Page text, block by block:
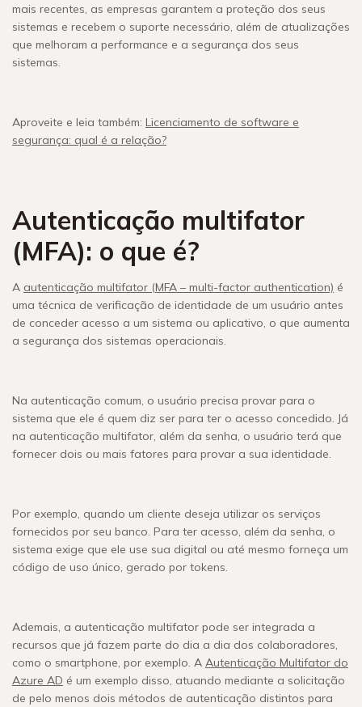
mais recentes, as empresas garantem a proteção dos seus
sistemas e recebem o suporte necessário, além de atualizações
que melhoram a performance e a segurança dos seus
sistemas.
Aproveite e leia também: Licenciamento de software e
segurança: qual é a relação?
Autenticação multifator
(MFA): o que é?
A autenticação multifator (MFA – multi-factor authentication) é
uma técnica de verificação de identidade de um usuário antes
de conceder acesso a um sistema ou aplicativo, o que aumenta
a segurança dos sistemas operacionais.
Na autenticação comum, o usuário precisa provar para o
sistema que ele é quem diz ser para ter o acesso concedido. Já
na autenticação multifator, além da senha, o usuário terá que
fornecer dois ou mais fatores para provar a sua identidade.
Por exemplo, quando um cliente deseja utilizar os serviços
fornecidos por seu banco. Para ter acesso, além da senha, o
sistema exige que ele use sua digital ou até mesmo forneça um
código de uso único, gerado por tokens.
Ademais, a autenticação multifator pode ser integrada a
recursos que já fazem parte do dia a dia dos colaboradores,
como o smartphone, por exemplo. A Autenticação Multifator do
Azure AD é um exemplo disso, atuando mediante a solicitação
de pelo menos dois métodos de autenticação distintos para